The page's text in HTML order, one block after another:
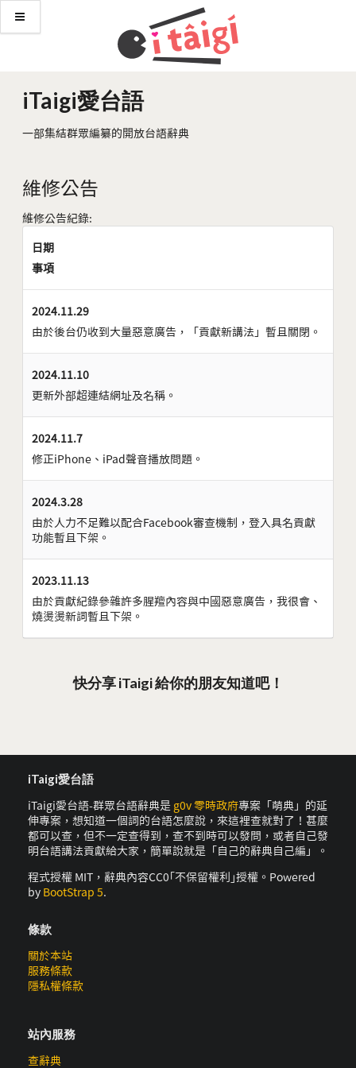
iTaigi愛台語
一部集結群眾編纂的開放台語辭典
維修公告
維修公告紀錄:
日期
事項
2024.11.29
由於後台仍收到大量惡意廣告，「貢獻新講法」暫且關閉。
2024.11.10
更新外部超連結網址及名稱。
2024.11.7
修正iPhone、iPad聲音播放問題。
2024.3.28
由於人力不足難以配合Facebook審查機制，登入具名貢獻
功能暫且下架。
2023.11.13
由於貢獻紀錄參雜許多腥羶內容與中國惡意廣告，我很會、
燒燙燙新詞暫且下架。
快分享 iTaigi 給你的朋友知道吧！
iTaigi愛台語
iTaigi愛台語-群眾台語辭典是 g0v 零時政府專案「萌典」的延
伸專案，想知道一個詞的台語怎麼說，來這裡查就對了！甚麼
都可以查，但不一定查得到，查不到時可以發問，或者自己發
明台語講法貢獻給大家，簡單說就是「自己的辭典自己編」。
程式授權 MIT，辭典內容CC0｢不保留權利｣授權。Powered
by BootStrap 5.
條款
關於本站
服務條款
隱私權條款
站內服務
查辭典